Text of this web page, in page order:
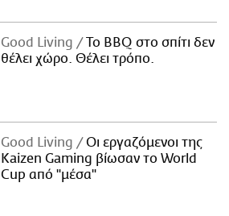
Good Living
Το BBQ στο σπίτι δεν
θέλει χώρο. Θέλει τρόπο.
Good Living
Οι εργαζόμενοι της
Kaizen Gaming βίωσαν το World
Cup από "μέσα"